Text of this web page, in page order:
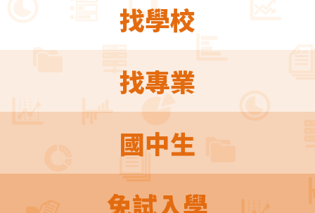
找學校
找專業
國中生
免試入學